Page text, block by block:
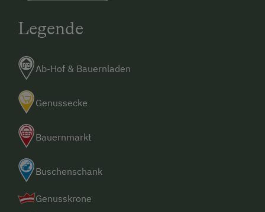
Legende
Ab-Hof & Bauernladen
Genussecke
Bauernmarkt
Buschenschank
Genusskrone